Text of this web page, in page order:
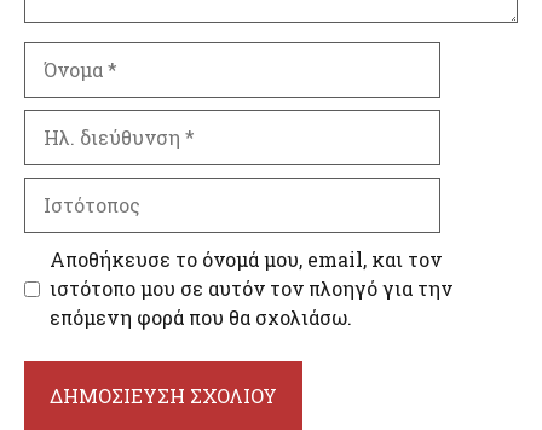
διεύθυνση
Αποθήκευσε το όνομά μου, email, και τον
ιστότοπο μου σε αυτόν τον πλοηγό για την
επόμενη φορά που θα σχολιάσω.